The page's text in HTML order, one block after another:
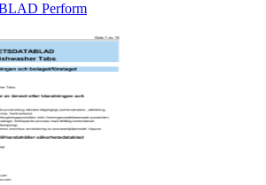
Perform